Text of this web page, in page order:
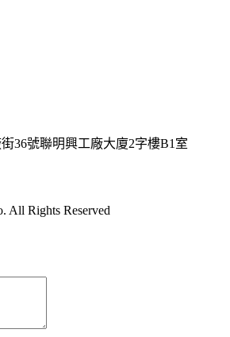
36號聯明興工廠大廈2字樓B1室
All Rights Reserved